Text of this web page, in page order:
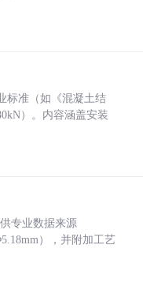
标准（如《混凝土结
）。内容涵盖安装
专业数据来源
），并附加工艺